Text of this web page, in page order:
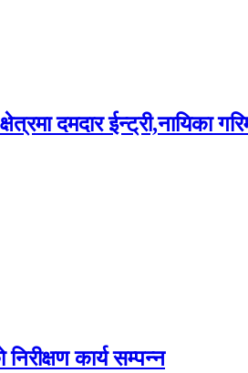
दमदार ईन्ट्री,नायिका
कार्य सम्पन्न